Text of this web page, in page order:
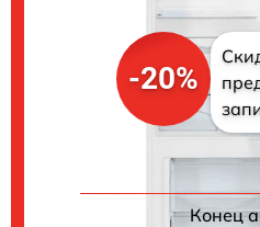
-20%
Конец